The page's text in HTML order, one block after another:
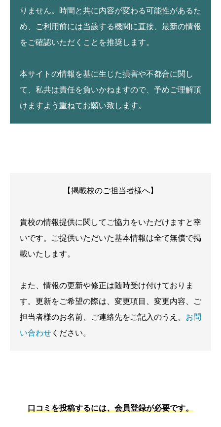
りません。時間と共に内容が変わる可能性があるた
め、ご利用前には当該する機関に直接、最新の情報
をご確認いただくことを推奨します。
本サイトの情報を基に生じた損害や不都合に関し
て、私共は責任を負いかねますので、予めご理解頂
けますよう重ねてお願い致します。
【掲載校のご担当者様へ】
貴校の情報提供に関してご協力をいただけますと幸
いです。ご提供いただいた基本情報は全て無償で掲
載いたします。
また、情報の更新や修正は随時受け付けておりま
す。更新をご希望の際は、変更項目、変更内容、ご
担当者様のお名前、ご連絡先をご記入のうえ、 お問
い合わせ ください。
口コミを投稿するには、会員登録が必要です。